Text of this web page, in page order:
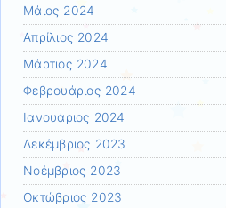
Μάιος 2024
Απρίλιος 2024
Μάρτιος 2024
Φεβρουάριος 2024
Ιανουάριος 2024
Δεκέμβριος 2023
Νοέμβριος 2023
Οκτώβριος 2023